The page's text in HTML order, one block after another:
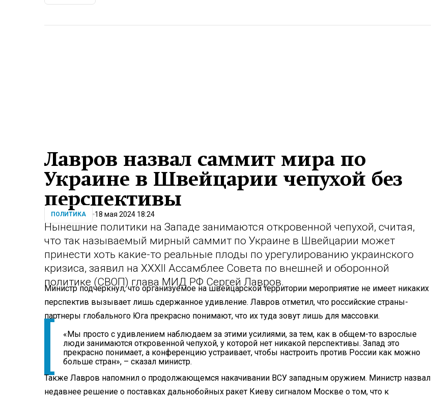
Лавров назвал саммит мира по
Украине в Швейцарии чепухой без
перспективы
ПОЛИТИКА 18 мая 2024 18:24
Нынешние политики на Западе занимаются откровенной чепухой, считая,
что так называемый мирный саммит по Украине в Швейцарии может
принести хоть какие-то реальные плоды по урегулированию украинского
кризиса, заявил на XXXII Ассамблее Совета по внешней и оборонной
политике (СВОП) глава МИД РФ Сергей Лавров.
Министр подчеркнул, что организуемое на швейцарской территории мероприятие не имеет никаких
перспектив вызывает лишь сдержанное удивление. Лавров отметил, что российские страны-
партнеры глобального Юга прекрасно понимают, что их туда зовут лишь для массовки.
«Мы просто с удивлением наблюдаем за этими усилиями, за тем, как в общем-то взрослые
люди занимаются откровенной чепухой, у которой нет никакой перспективы. Запад это
прекрасно понимает, а конференцию устраивает, чтобы настроить против России как можно
больше стран», – сказал министр.
Также Лавров напомнил о продолжающемся накачивании ВСУ западным оружием. Министр назвал
недавнее решение о поставках дальнобойных ракет Киеву сигналом Москве о том, что к